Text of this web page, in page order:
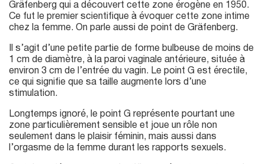
Gräfenberg qui a découvert cette zone érogène en 1950.
Ce fut le premier scientifique à évoquer cette zone intime
chez la femme. On parle aussi de point de Gräfenberg.
Il s’agit d’une petite partie de forme bulbeuse de moins de
1 cm de diamètre, à la paroi vaginale antérieure, située à
environ 3 cm de l’entrée du vagin. Le point G est érectile,
ce qui signifie que sa taille augmente lors d’une
stimulation.
Longtemps ignoré, le point G représente pourtant une
zone particulièrement sensible et joue un rôle non
seulement dans le plaisir féminin, mais aussi dans
l’orgasme de la femme durant les rapports sexuels.